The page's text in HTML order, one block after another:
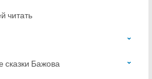
читать
сказки Бажова